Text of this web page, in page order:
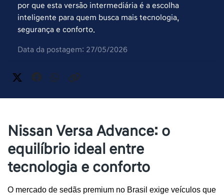
por que esta versão intermediária é a escolha
inteligente para quem busca mais tecnologia,
segurança e conforto.
Data da postagem: 27/05/2026
Nissan Versa Advance: o
equilíbrio ideal entre
tecnologia e conforto
O mercado de sedãs premium no Brasil exige veículos que